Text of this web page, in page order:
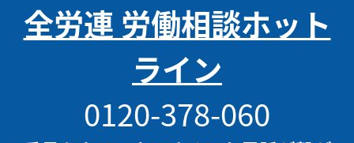
全労連 労働相談ホット
ライン
0120-378-060